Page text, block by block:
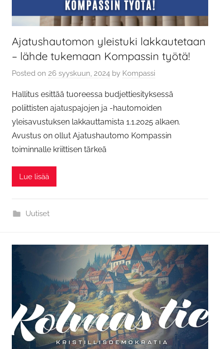
Ajatushautomon yleistuki lakkautetaan
– lähde tukemaan Kompassin työtä!
Posted on 26 syyskuun, 2024 by Kompassi
Hallitus esittää tuoreessa budjettiesityksessä
poliittisten ajatuspajojen ja -hautomoiden
yleisavustuksen lakkauttamista 1.1.2025 alkaen.
Avustus on ollut Ajatushautomo Kompassin
toiminnalle kriittisen tärkeä
Lue lisää
Uutiset